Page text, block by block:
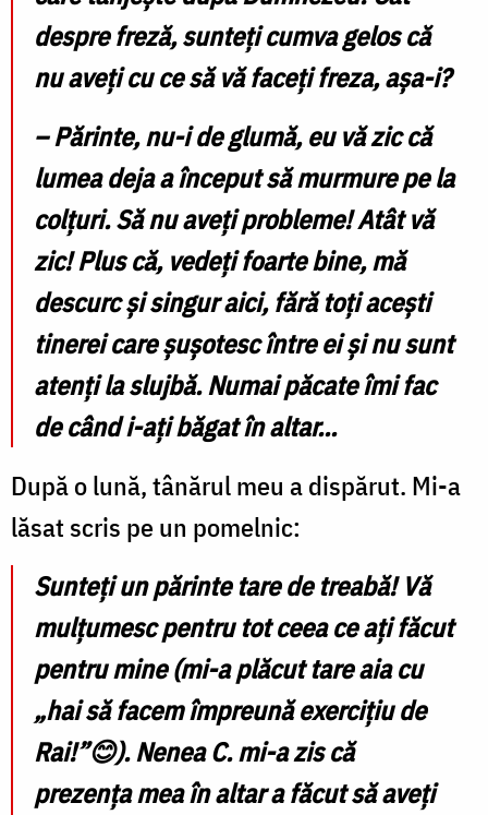
despre freză, sunteți cumva gelos că
nu aveți cu ce să vă faceți freza, așa-i?
–Părinte, nu-i de glumă, eu vă zic că
lumea deja a început să murmure pe la
colţuri. Să nu aveți probleme! Atât vă
zic! Plus că, vedeți foarte bine, mă
descurc și singur aici, fără toți acești
tinerei care șușotesc între ei și nu sunt
atenți la slujbă. Numai păcate îmi fac
de când i-ați băgat în altar...
După o lună, tânărul meu a dispărut. Mi-a
lăsat scris pe un pomelnic:
Sunteți un părinte tare de treabă! Vă
mulțumesc pentru tot ceea ce ați făcut
pentru mine (mi-a plăcut tare aia cu
„hai să facem împreună exercițiu de
Rai!”😊). Nenea C. mi-a zis că
prezența mea în altar a făcut să aveți